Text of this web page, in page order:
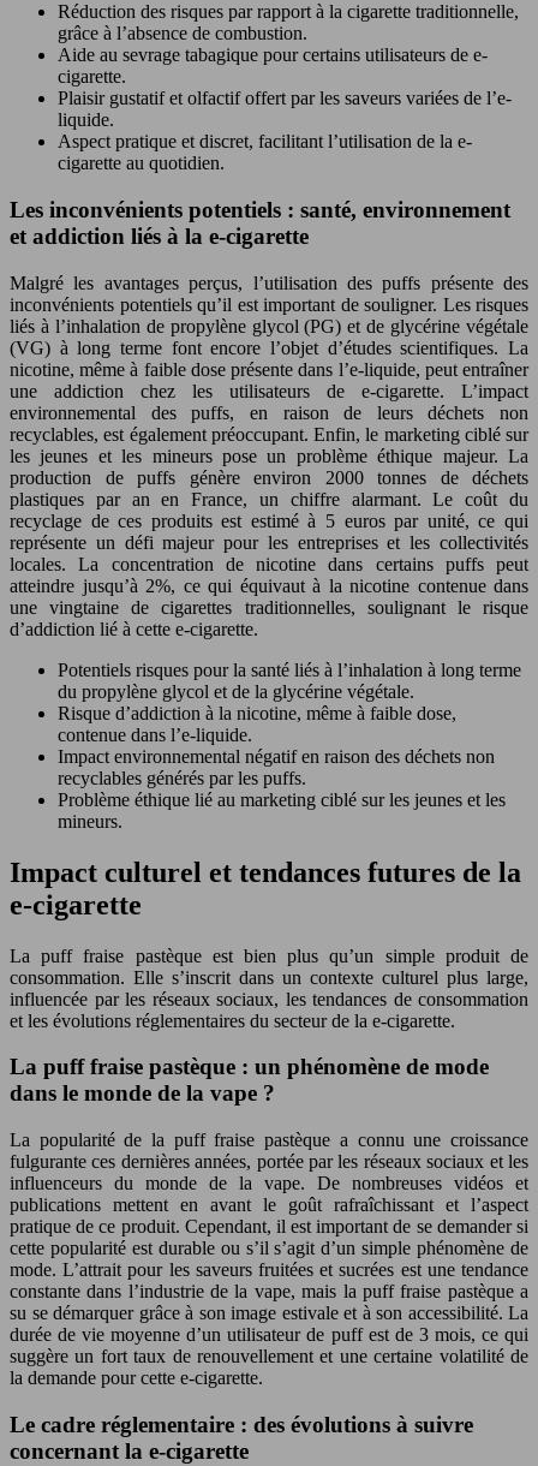
Réduction des risques par rapport à la cigarette traditionnelle,
grâce à l’absence de combustion.
Aide au sevrage tabagique pour certains utilisateurs de e-
cigarette.
Plaisir gustatif et olfactif offert par les saveurs variées de l’e-
liquide.
Aspect pratique et discret, facilitant l’utilisation de la e-
cigarette au quotidien.
Les inconvénients potentiels : santé, environnement
et addiction liés à la e-cigarette
Malgré les avantages perçus, l’utilisation des puffs présente des
inconvénients potentiels qu’il est important de souligner. Les risques
liés à l’inhalation de propylène glycol (PG) et de glycérine végétale
(VG) à long terme font encore l’objet d’études scientifiques. La
nicotine, même à faible dose présente dans l’e-liquide, peut entraîner
une addiction chez les utilisateurs de e-cigarette. L’impact
environnemental des puffs, en raison de leurs déchets non
recyclables, est également préoccupant. Enfin, le marketing ciblé sur
les jeunes et les mineurs pose un problème éthique majeur. La
production de puffs génère environ 2000 tonnes de déchets
plastiques par an en France, un chiffre alarmant. Le coût du
recyclage de ces produits est estimé à 5 euros par unité, ce qui
représente un défi majeur pour les entreprises et les collectivités
locales. La concentration de nicotine dans certains puffs peut
atteindre jusqu’à 2%, ce qui équivaut à la nicotine contenue dans
une vingtaine de cigarettes traditionnelles, soulignant le risque
d’addiction lié à cette e-cigarette.
Potentiels risques pour la santé liés à l’inhalation à long terme
du propylène glycol et de la glycérine végétale.
Risque d’addiction à la nicotine, même à faible dose,
contenue dans l’e-liquide.
Impact environnemental négatif en raison des déchets non
recyclables générés par les puffs.
Problème éthique lié au marketing ciblé sur les jeunes et les
mineurs.
Impact culturel et tendances futures de la
e-cigarette
La puff fraise pastèque est bien plus qu’un simple produit de
consommation. Elle s’inscrit dans un contexte culturel plus large,
influencée par les réseaux sociaux, les tendances de consommation
et les évolutions réglementaires du secteur de la e-cigarette.
La puff fraise pastèque : un phénomène de mode
dans le monde de la vape ?
La popularité de la puff fraise pastèque a connu une croissance
fulgurante ces dernières années, portée par les réseaux sociaux et les
influenceurs du monde de la vape. De nombreuses vidéos et
publications mettent en avant le goût rafraîchissant et l’aspect
pratique de ce produit. Cependant, il est important de se demander si
cette popularité est durable ou s’il s’agit d’un simple phénomène de
mode. L’attrait pour les saveurs fruitées et sucrées est une tendance
constante dans l’industrie de la vape, mais la puff fraise pastèque a
su se démarquer grâce à son image estivale et à son accessibilité. La
durée de vie moyenne d’un utilisateur de puff est de 3 mois, ce qui
suggère un fort taux de renouvellement et une certaine volatilité de
la demande pour cette e-cigarette.
Le cadre réglementaire : des évolutions à suivre
concernant la e-cigarette